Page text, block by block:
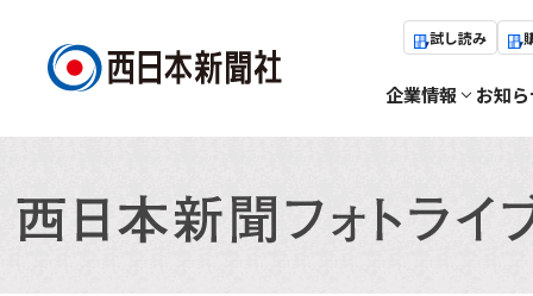
試し読み
企業情報 お知